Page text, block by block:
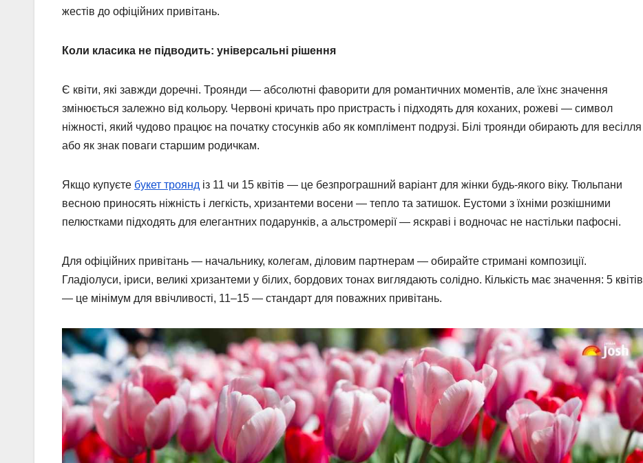
жестів до офіційних привітань.
Коли класика не підводить: універсальні рішення
Є квіти, які завжди доречні. Троянди — абсолютні фаворити для романтичних моментів, але їхнє значення
змінюється залежно від кольору. Червоні кричать про пристрасть і підходять для коханих, рожеві — символ
ніжності, який чудово працює на початку стосунків або як комплімент подрузі. Білі троянди обирають для весілля
або як знак поваги старшим родичкам.
Якщо купуєте букет троянд із 11 чи 15 квітів — це безпрограшний варіант для жінки будь-якого віку. Тюльпани
весною приносять ніжність і легкість, хризантеми восени — тепло та затишок. Еустоми з їхніми розкішними
пелюстками підходять для елегантних подарунків, а альстромерії — яскраві і водночас не настільки пафосні.
Для офіційних привітань — начальнику, колегам, діловим партнерам — обирайте стримані композиції.
Гладіолуси, іриси, великі хризантеми у білих, бордових тонах виглядають солідно. Кількість має значення: 5 квітів
— це мінімум для ввічливості, 11–15 — стандарт для поважних привітань.